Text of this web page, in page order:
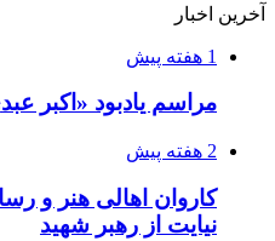
آخرین اخبار
1 هفته پیش
مراسم یادبود «اکبر
2 هفته پیش
کاروان اهالی هنر و
نیایت از رهبر شهید